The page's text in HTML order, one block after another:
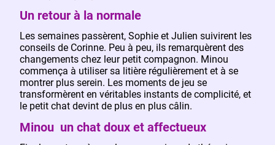
Un retour à la normale
Les semaines passèrent, Sophie et Julien suivirent les
conseils de Corinne. Peu à peu, ils remarquèrent des
changements chez leur petit compagnon. Minou
commença à utiliser sa litière régulièrement et à se
montrer plus serein. Les moments de jeu se
transformèrent en véritables instants de complicité, et
le petit chat devint de plus en plus câlin.
Minou un chat doux et affectueux